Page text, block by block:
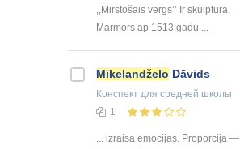
,,Mirstošais vergs’’ Ir skulptūra.
Marmors ap 1513.gadu ...
Mikelandželo Dāvids
Конспект для средней школы
1
... izraisa emocijas. Proporcija —